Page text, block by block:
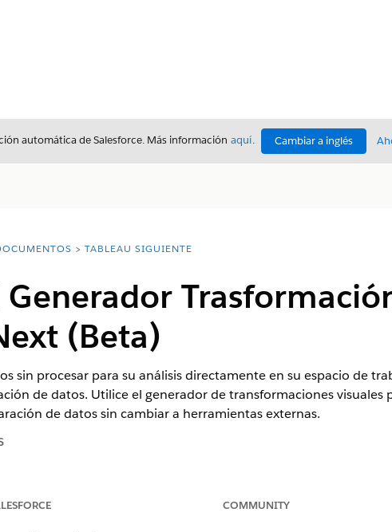
automática de Salesforce. Más información aquí. Cambiar a inglés
TABLEAU SIGUIENTE
(Beta)
sin procesar para su análisis directamente en su espacio de
de datos. Utilice el generador de transformaciones visuales
de datos sin cambiar a herramientas externas.
COMMUNITY